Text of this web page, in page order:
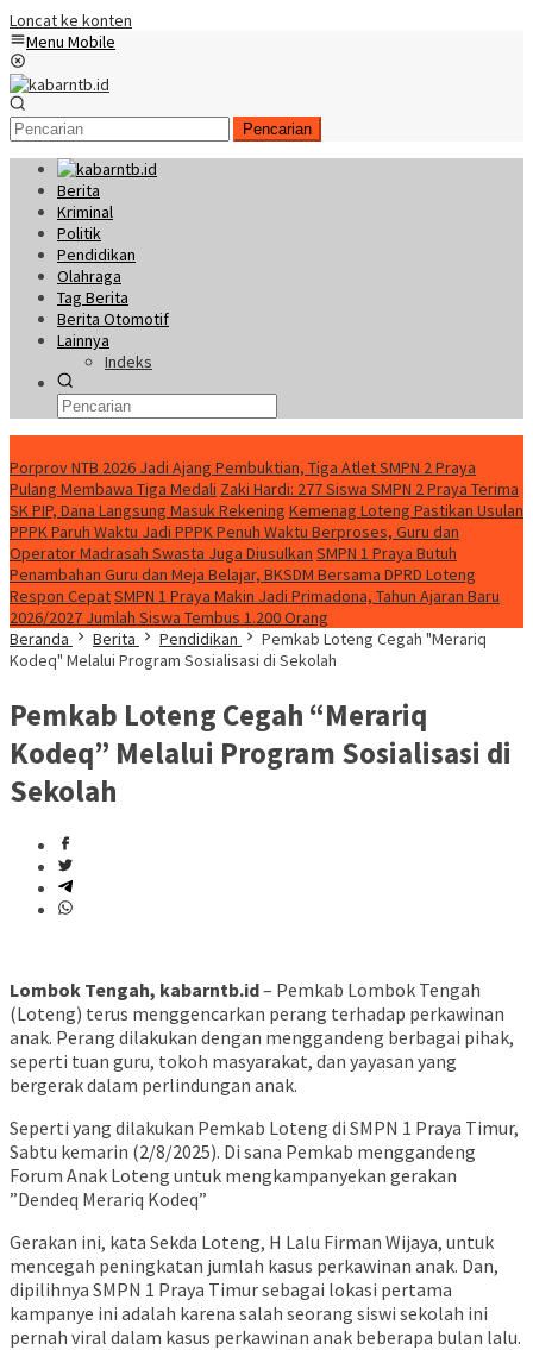
Loncat ke konten
Menu Mobile
Pencarian
Berita
Kriminal
Politik
Pendidikan
Olahraga
Tag Berita
Berita Otomotif
Lainnya
Indeks
Porprov NTB 2026 Jadi Ajang Pembuktian, Tiga Atlet SMPN 2 Praya
Pulang Membawa Tiga Medali Zaki Hardi: 277 Siswa SMPN 2 Praya Terima
SK PIP, Dana Langsung Masuk Rekening Kemenag Loteng Pastikan Usulan
PPPK Paruh Waktu Jadi PPPK Penuh Waktu Berproses, Guru dan
Operator Madrasah Swasta Juga Diusulkan SMPN 1 Praya Butuh
Penambahan Guru dan Meja Belajar, BKSDM Bersama DPRD Loteng
Respon CepatSMPN 1 Praya Makin Jadi Primadona, Tahun Ajaran Baru
2026/2027 Jumlah Siswa Tembus 1.200 Orang
Beranda
Berita Pendidikan
Pemkab Loteng Cegah "Merariq
Kodeq" Melalui Program Sosialisasi di Sekolah
Pemkab Loteng Cegah “Merariq
Kodeq” Melalui Program Sosialisasi di
Sekolah
Lombok Tengah, kabarntb.id– Pemkab Lombok Tengah
(Loteng) terus menggencarkan perang terhadap perkawinan
anak. Perang dilakukan dengan menggandeng berbagai pihak,
seperti tuan guru, tokoh masyarakat, dan yayasan yang
bergerak dalam perlindungan anak.
Seperti yang dilakukan Pemkab Loteng di SMPN 1 Praya Timur,
Sabtu kemarin (2/8/2025). Di sana Pemkab menggandeng
Forum Anak Loteng untuk mengkampanyekan gerakan
”Dendeq Merariq Kodeq”
Gerakan ini, kata Sekda Loteng, H Lalu Firman Wijaya, untuk
mencegah peningkatan jumlah kasus perkawinan anak. Dan,
dipilihnya SMPN 1 Praya Timur sebagai lokasi pertama
kampanye ini adalah karena salah seorang siswi sekolah ini
pernah viral dalam kasus perkawinan anak beberapa bulan lalu.